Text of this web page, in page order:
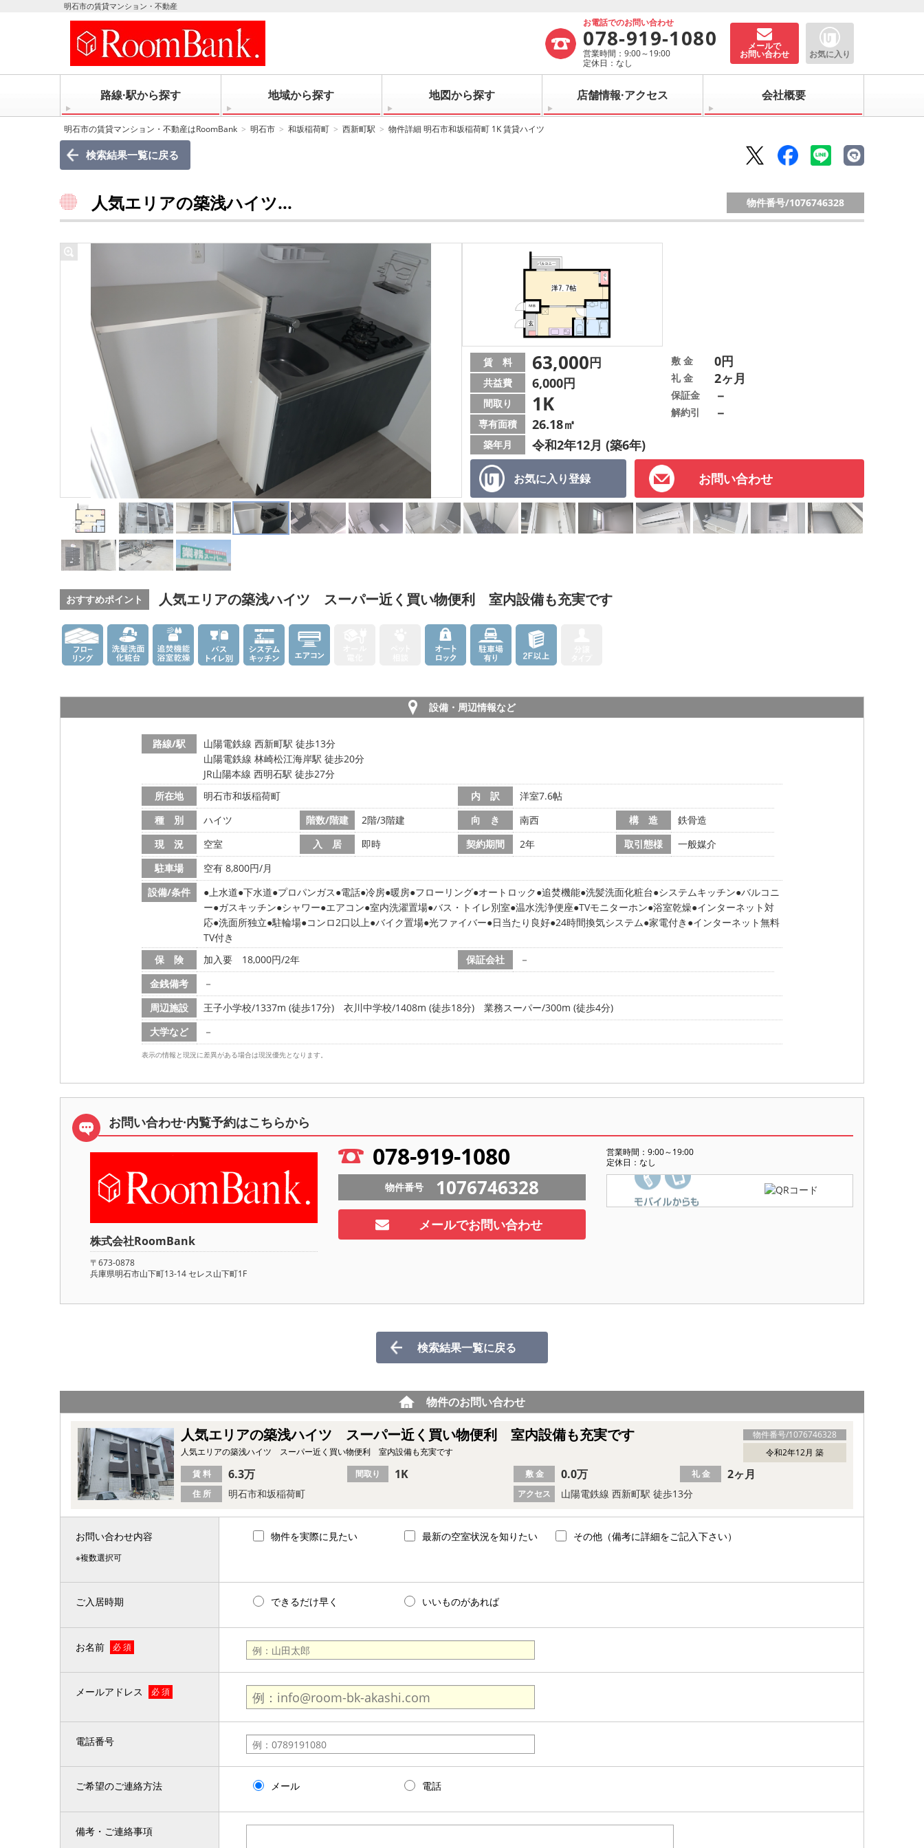
明石市の賃貸マンション・不動産
お電話でのお問い合わせ
078-919-1080
営業時間：9:00～19:00
定休日：なし
メールで
お問い合わせ お気に入り
路線·駅から探す 地域から探す 地図から探す 店舗情報·アクセス 会社概要
明石市の賃貸マンション・不動産はRoomBank 明石市 和坂稲荷町 西新町駅 物件詳細 明石市和坂稲荷町 1K 賃貸ハイツ
検索結果一覧に戻る
人気エリアの築浅ハイツ... 物件番号/1076746328
お気に入り登録 お問い合わせ
賃 料 63,000円
共益費 6,000円
間取り 1K
専有面積 26.18㎡
築年月 令和2年12月 (築6年)
敷 金 0円
礼 金 2ヶ月
保証金 －
解約引 －
おすすめポイント 人気エリアの築浅ハイツ スーパー近く買い物便利 室内設備も充実です
設備・周辺情報など
路線/駅
山陽電鉄線 西新町駅 徒歩13分
山陽電鉄線 林崎松江海岸駅 徒歩20分
JR山陽本線 西明石駅 徒歩27分
所在地
明石市和坂稲荷町 内 訳
洋室7.6帖
種 別
ハイツ 階数/階建 2階/3階建 向 き 南西 構 造
鉄骨造
現 況
空室 入 居 即時 契約期間 2年 取引態様
一般媒介
駐車場
空有 8,800円/月
設備/条件
上水道 下水道 プロパンガス 電話 冷房 暖房 フローリング オートロック 追焚機能 洗髪洗面化粧台 システムキッチン バルコニ
ー ガスキッチン シャワー エアコン 室内洗濯置場 バス・トイレ別室 温水洗浄便座 TVモニターホン 浴室乾燥 インターネット対
応 洗面所独立 駐輪場 コンロ2口以上 バイク置場 光ファイバー 日当たり良好 24時間換気システム 家電付き
インターネット無料
TV付き
保 険
加入要 18,000円/2年 保証会社
－
金銭備考
－
周辺施設
王子小学校/1337m (徒歩17分) 衣川中学校/1408m (徒歩18分)
業務スーパー/300m (徒歩4分)
大学など
－
表示の情報と現況に差異がある場合は現況優先となります。
お問い合わせ·内覧予約はこちらから
株式会社RoomBank
〒673-0878
兵庫県明石市山下町13-14 セレス山下町1F
078-919-1080
営業時間：9:00～19:00
定休日：なし
物件番号 1076746328
メールでお問い合わせ
検索結果一覧に戻る
物件のお問い合わせ
物件番号/1076746328
人気エリアの築浅ハイツ スーパー近く買い物便利 室内設備も充実です
令和2年12月 築
人気エリアの築浅ハイツ スーパー近く買い物便利 室内設備も充実です
住 所 明石市和坂稲荷町 アクセス 山陽電鉄線 西新町駅 徒歩13分
賃 料 6.3万 間取り 1K 敷 金 0.0万 礼 金 2ヶ月
お問い合わせ内容
※複数選択可
物件を実際に見たい 最新の空室状況を知りたい その他（備考に詳細をご記入下さい）
ご入居時期 できるだけ早く いいものがあれば
お名前 必 須
メールアドレス 必 須
電話番号
ご希望のご連絡方法 メール 電話
備考・ご連絡事項